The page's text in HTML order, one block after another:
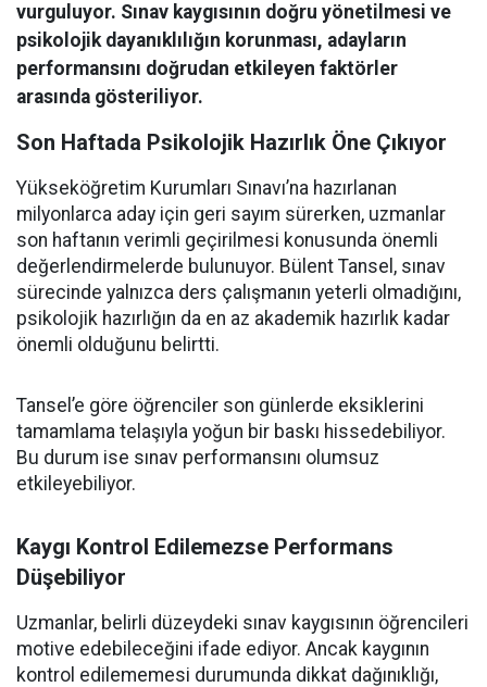
vurguluyor. Sınav kaygısının doğru yönetilmesi ve
psikolojik dayanıklılığın korunması, adayların
performansını doğrudan etkileyen faktörler
arasında gösteriliyor.
Son Haftada Psikolojik Hazırlık Öne Çıkıyor
Yükseköğretim Kurumları Sınavı’na hazırlanan
milyonlarca aday için geri sayım sürerken, uzmanlar
son haftanın verimli geçirilmesi konusunda önemli
değerlendirmelerde bulunuyor. Bülent Tansel, sınav
sürecinde yalnızca ders çalışmanın yeterli olmadığını,
psikolojik hazırlığın da en az akademik hazırlık kadar
önemli olduğunu belirtti.
Tansel’e göre öğrenciler son günlerde eksiklerini
tamamlama telaşıyla yoğun bir baskı hissedebiliyor.
Bu durum ise sınav performansını olumsuz
etkileyebiliyor.
Kaygı Kontrol Edilemezse Performans
Düşebiliyor
Uzmanlar, belirli düzeydeki sınav kaygısının öğrencileri
motive edebileceğini ifade ediyor. Ancak kaygının
kontrol edilememesi durumunda dikkat dağınıklığı,